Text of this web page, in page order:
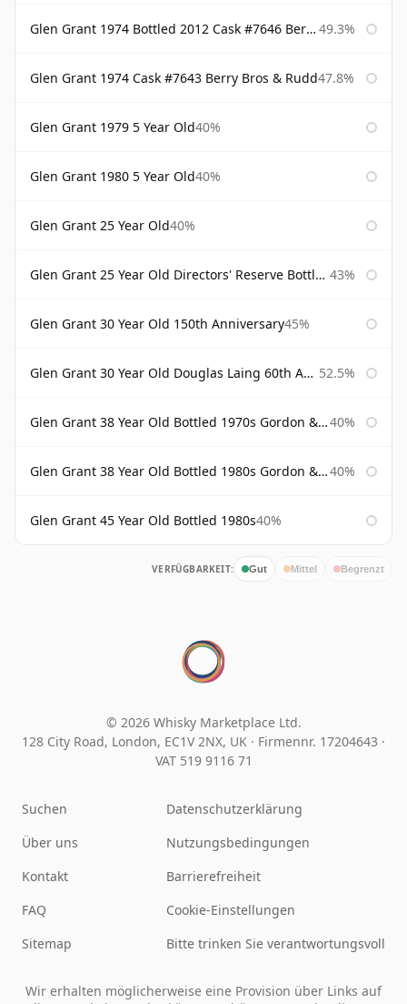
Glen Grant 1974 Bottled 2012 Cask #7646 Berry Bros & Rudd 49.3%
Glen Grant 1974 Cask #7643 Berry Bros & Rudd47.8%
Glen Grant 1979 5 Year Old40%
Glen Grant 1980 5 Year Old40%
Glen Grant 25 Year Old40%
Glen Grant 25 Year Old Directors' Reserve Bottled 1980s 43%
Glen Grant 30 Year Old 150th Anniversary45%
Glen Grant 30 Year Old Douglas Laing 60th Anniversary 52.5%
Glen Grant 38 Year Old Bottled 1970s Gordon & Macphail 40%
Glen Grant 38 Year Old Bottled 1980s Gordon & Macphail 40%
Glen Grant 45 Year Old Bottled 1980s40%
VERFÜGBARKEIT: Gut Mittel Begrenzt
© 2026 Whisky Marketplace Ltd.
128 City Road, London, EC1V 2NX, UK · Firmennr. 17204643 ·
VAT 519 9116 71
Suchen
Über uns
Kontakt
FAQ
Sitemap
Datenschutzerklärung
Nutzungsbedingungen
Barrierefreiheit
Cookie-Einstellungen
Bitte trinken Sie verantwortungsvoll
Wir erhalten möglicherweise eine Provision über Links auf